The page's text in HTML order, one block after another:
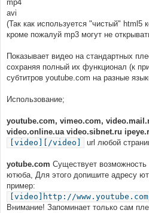
mp4
avi
(Так как используется "чистый" html5
кроме пожалуй mp3 могут не
Показывает видео на стандартных
сохраняя полный их функционал (к
субтитров youtube.com на разные
Использование;
youtube.com, vimeo.com,
video.online.ua video.sibnet.ru
[video][/video]
url любой
yotube.com Существует возможность
ютюба, Для этого допишите адресу
пример:
[video]http://www.youtube.com/
Внимание! Запоминает только сам